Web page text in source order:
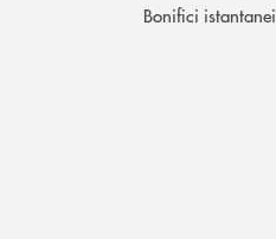
Bonifici istantanei